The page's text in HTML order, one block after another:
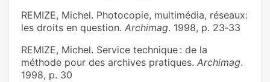
REMIZE, Michel. Photocopie, multimédia, réseaux:
les droits en question. Archimag. 1998, p. 23‑33
REMIZE, Michel. Service technique : de la
méthode pour des archives pratiques. Archimag.
1998, p. 30